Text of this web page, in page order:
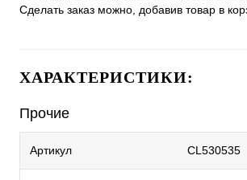
Сделать заказ можно, добавив товар в
ХАРАКТЕРИСТИКИ:
Прочие
Артикул CL530535